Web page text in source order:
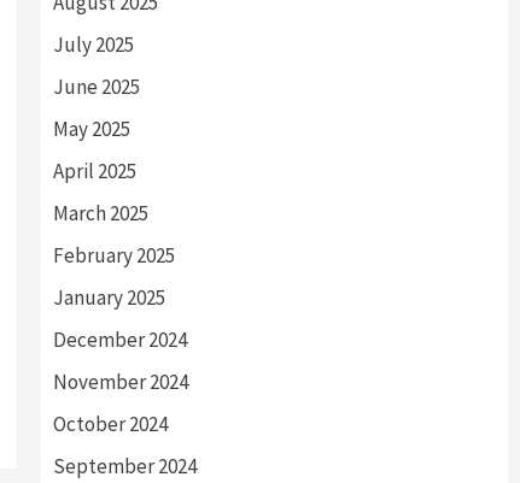
July 2025
June 2025
May 2025
April 2025
March 2025
February 2025
January 2025
December 2024
November 2024
October 2024
September 2024